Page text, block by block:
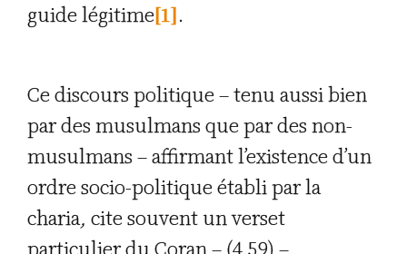
guide légitime[1].
Ce discours politique – tenu aussi bien
par des musulmans que par des non-
musulmans – affirmant l’existence d’un
ordre socio-politique établi par la
charia, cite souvent un verset